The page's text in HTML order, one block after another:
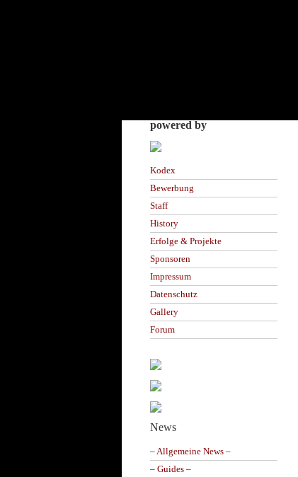
powered by
Kodex
Bewerbung
Staff
History
Erfolge & Projekte
Sponsoren
Impressum
Datenschutz
Gallery
Forum
News
– Allgemeine News –
– Guides –